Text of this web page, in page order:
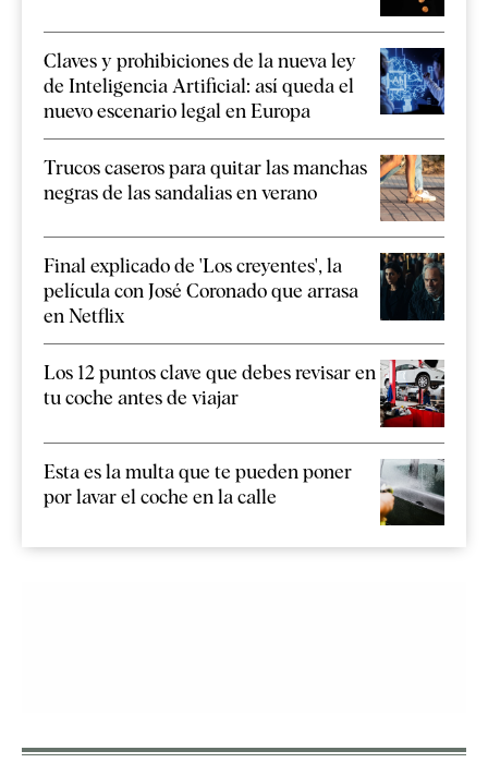
Claves y prohibiciones de la nueva ley
de Inteligencia Artificial: así queda el
nuevo escenario legal en Europa
Trucos caseros para quitar las manchas
negras de las sandalias en verano
Final explicado de 'Los creyentes', la
película con José Coronado que arrasa
en Netflix
Los 12 puntos clave que debes revisar en
tu coche antes de viajar
Esta es la multa que te pueden poner
por lavar el coche en la calle